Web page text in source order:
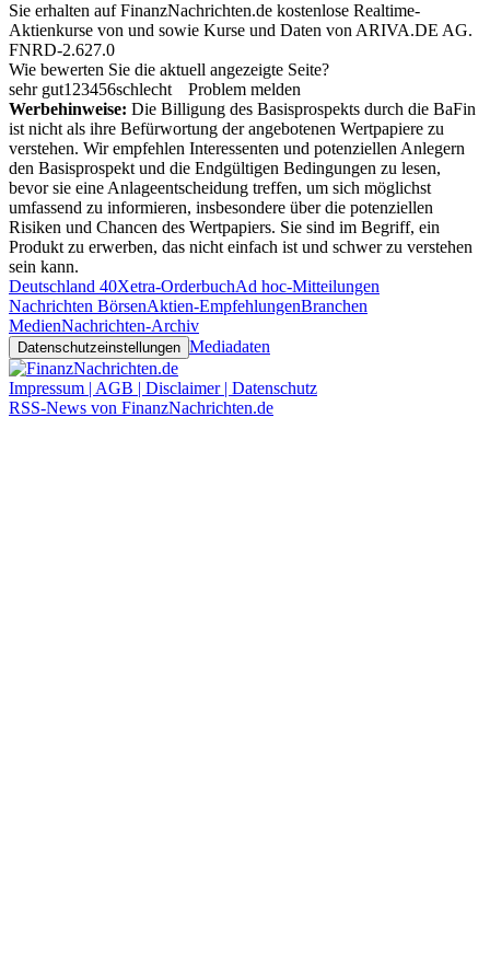
Sie erhalten auf FinanzNachrichten.de kostenlose Realtime-
Aktienkurse von und sowie Kurse und Daten von ARIVA.DE AG.
FNRD-2.627.0
Wie bewerten Sie die aktuell angezeigte Seite?
sehr gut1 23456schlecht
Problem melden
Werbehinweise: Die Billigung des Basisprospekts durch die BaFin
ist nicht als ihre Befürwortung der angebotenen Wertpapiere zu
verstehen. Wir empfehlen Interessenten und potenziellen Anlegern
den Basisprospekt und die Endgültigen Bedingungen zu lesen,
bevor sie eine Anlageentscheidung treffen, um sich möglichst
umfassend zu informieren, insbesondere über die potenziellen
Risiken und Chancen des Wertpapiers. Sie sind im Begriff, ein
Produkt zu erwerben, das nicht einfach ist und schwer zu verstehen
sein kann.
Deutschland 40Xetra-OrderbuchAd hoc-Mitteilungen
Nachrichten BörsenAktien-EmpfehlungenBranchen
MedienNachrichten-Archiv
Datenschutzeinstellungen Mediadaten
Impressum | AGB | Disclaimer | Datenschutz
RSS-News von FinanzNachrichten.de